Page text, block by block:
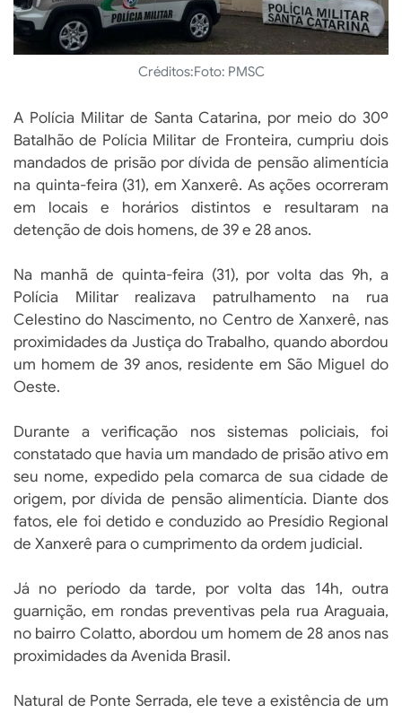
Créditos:Foto: PMSC
A Polícia Militar de Santa Catarina, por meio do 30º
Batalhão de Polícia Militar de Fronteira, cumpriu dois
mandados de prisão por dívida de pensão alimentícia
na quinta-feira (31), em Xanxerê. As ações ocorreram
em locais e horários distintos e resultaram na
detenção de dois homens, de 39 e 28 anos.
Na manhã de quinta-feira (31), por volta das 9h, a
Polícia Militar realizava patrulhamento na rua
Celestino do Nascimento, no Centro de Xanxerê, nas
proximidades da Justiça do Trabalho, quando abordou
um homem de 39 anos, residente em São Miguel do
Oeste.
Durante a verificação nos sistemas policiais, foi
constatado que havia um mandado de prisão ativo em
seu nome, expedido pela comarca de sua cidade de
origem, por dívida de pensão alimentícia. Diante dos
fatos, ele foi detido e conduzido ao Presídio Regional
de Xanxerê para o cumprimento da ordem judicial.
Já no período da tarde, por volta das 14h, outra
guarnição, em rondas preventivas pela rua Araguaia,
no bairro Colatto, abordou um homem de 28 anos nas
proximidades da Avenida Brasil.
Natural de Ponte Serrada, ele teve a existência de um